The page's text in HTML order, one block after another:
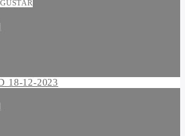
18-12-2023